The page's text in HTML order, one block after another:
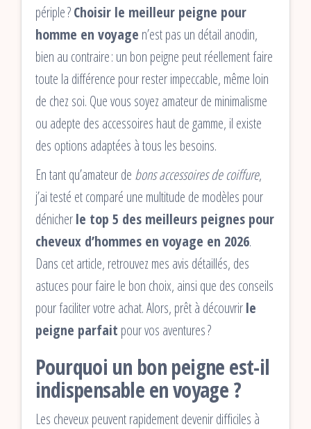
périple ?Choisir le meilleur peigne pour
homme en voyage n’est pas un détail anodin,
bien au contraire : un bon peigne peut réellement faire
toute la différence pour rester impeccable, même loin
de chez soi. Que vous soyez amateur de minimalisme
ou adepte des accessoires haut de gamme, il existe
des options adaptées à tous les besoins.
En tant qu’amateur de bons accessoires de coiffure,
j’ai testé et comparé une multitude de modèles pour
dénicherle top 5 des meilleurs peignes pour
cheveux d’hommes en voyage en 2026.
Dans cet article, retrouvez mes avis détaillés, des
astuces pour faire le bon choix, ainsi que des conseils
pour faciliter votre achat. Alors, prêt à découvrirle
peigne parfait pour vos aventures ?
Pourquoi un bon peigne est-il
indispensable en voyage ?
Les cheveux peuvent rapidement devenir difficiles à